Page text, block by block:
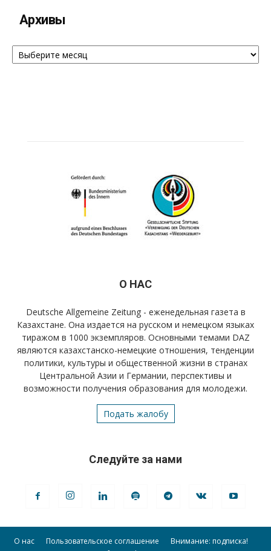
Архивы
Архивы
О НАС
Deutsche Allgemeine Zeitung - еженедельная газета в
Казахстане. Она издается на русском и немецком языках
тиражом в 1000 экземпляров. Основными темами DAZ
являются казахстанско-немецкие отношения, тенденции
политики, культуры и общественной жизни в странах
Центральной Азии и Германии, перспективы и
возможности получения образования для молодежи.
Подать жалобу
Следуйте за нами
О нас Пользовательское соглашение
Внимание: подписка!